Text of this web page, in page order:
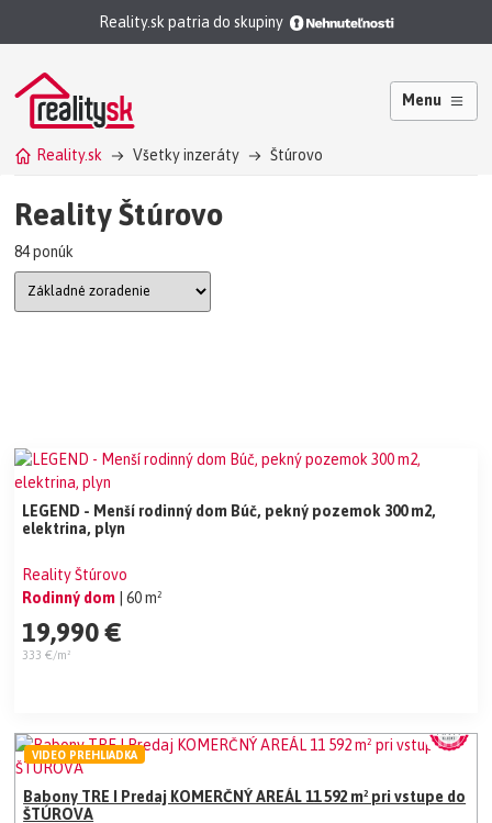
Reality.sk patria do skupiny
Menu
Reality.sk Všetky inzeráty Štúrovo
Reality Štúrovo
84 ponúk
LEGEND - Menší rodinný dom Búč, pekný pozemok 300 m2,
elektrina, plyn
Reality Štúrovo
Rodinný dom
| 60 m²
19,990 €
333 €/m²
Babony TRE I Predaj KOMERČNÝ AREÁL 11 592 m² pri vstupe do
ŠTÚROVA
VIDEO PREHLIADKA